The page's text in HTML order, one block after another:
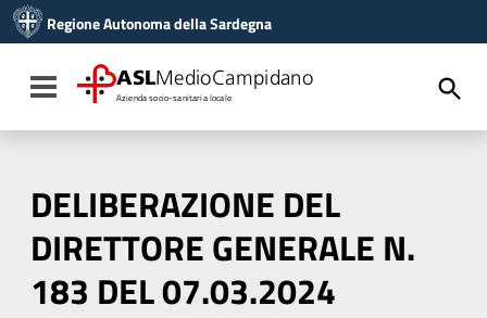
Vai al menu di navigazione
Vai al footer
Regione Autonoma della Sardegna
Toggle navigation
ASLMedioCampidano
Azienda socio-sanitaria locale
DELIBERAZIONE DEL
DIRETTORE GENERALE N.
183 DEL 07.03.2024